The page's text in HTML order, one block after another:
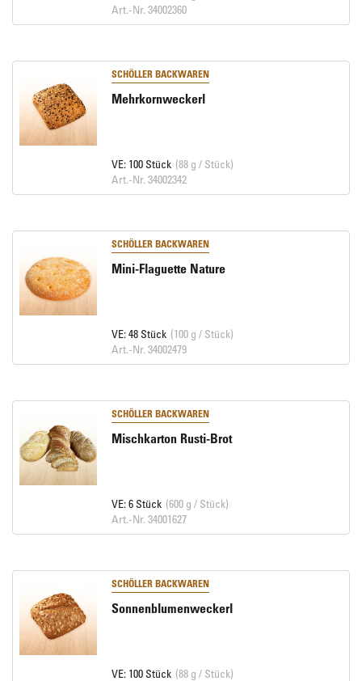
Art.-Nr. 34002360
SCHÖLLER BACKWAREN
Mehrkornweckerl
VE: 100 Stück (88 g / Stück)
Art.-Nr. 34002342
SCHÖLLER BACKWAREN
Mini-Flaguette Nature
VE: 48 Stück (100 g / Stück)
Art.-Nr. 34002479
SCHÖLLER BACKWAREN
Mischkarton Rusti-Brot
VE: 6 Stück (600 g / Stück)
Art.-Nr. 34001627
SCHÖLLER BACKWAREN
Sonnenblumenweckerl
VE: 100 Stück (88 g / Stück)